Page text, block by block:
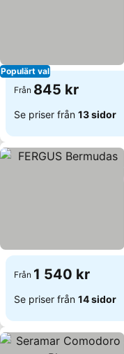
Populärt val
Från 845 kr
Se priser från 13 sidor
Från 1 540 kr
Se priser från 14 sidor